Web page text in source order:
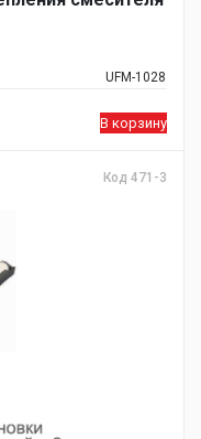
UFM-1028
В корзину
Код 471-3